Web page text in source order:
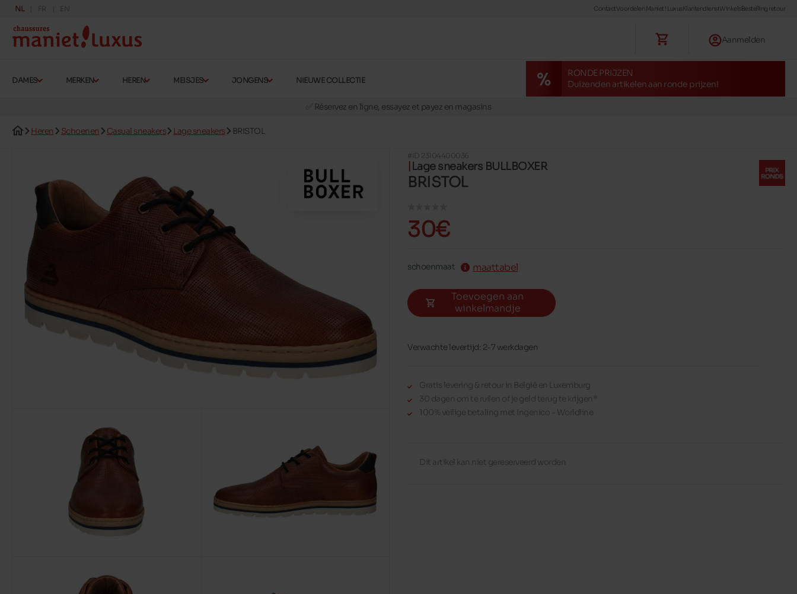
ContactVoordelen Maniet ! LuxusKlantendienstWinkelsBestelling retour
NL FR EN
Aanmelden
DAMES MERKEN HEREN MEISJES JONGENS NIEUWE COLLECTIE
RONDE PRIJZEN
Duizenden artikelen aan ronde prijzen!
🏪 28 magasins en Belgique et au Luxembourg
🚛 Livraison gratuite en magasins
Heren Schoenen Casual sneakers Lage sneakers BRISTOL
#ID 23104400036
Lage sneakers BULLBOXER
BRISTOL
30€
schoenmaat maattabel
Toevoegen aan
winkelmandje
Verwachte levertijd: 2-7 werkdagen
Gratis levering & retour in België en Luxemburg
30 dagen om te ruilen of je geld terug te krijgen*
100% veilige betaling met Ingenico - Worldline
Dit artikel kan niet gereserveerd worden